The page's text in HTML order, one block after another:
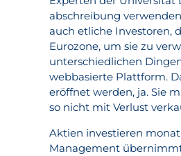
abschreibung
auch etliche Investoren,
Eurozone, um sie zu
unterschiedlichen
webbasierte Plattform.
eröffnet werden, ja. Sie
so nicht mit Verlust
Aktien investieren
Management